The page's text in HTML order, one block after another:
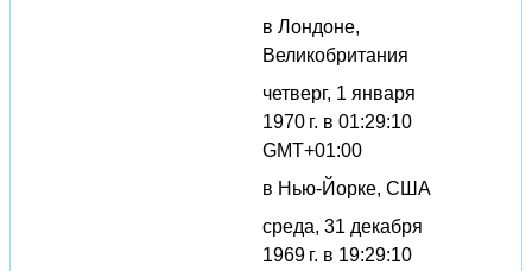
в Лондоне,
Великобритания
четверг, 1 января
1970 г. в 01:29:10
GMT+01:00
в Нью-Йорке, США
среда, 31 декабря
1969 г. в 19:29:10